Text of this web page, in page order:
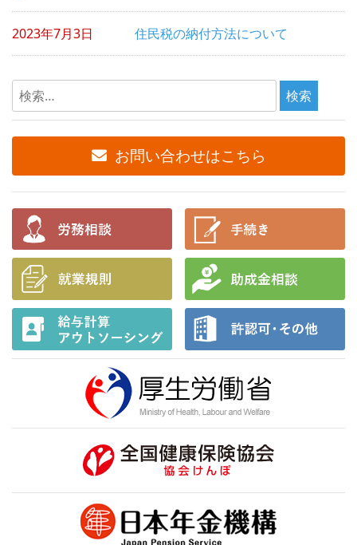
2023年7月3日 住民税の納付方法について
検
索:
お問い合わせはこちら